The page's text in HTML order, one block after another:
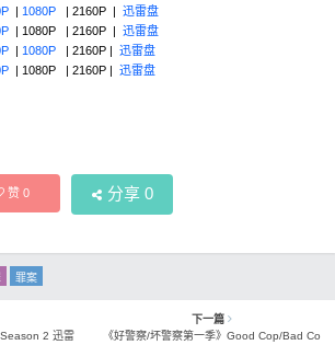
| 1080P | 2160P | 迅雷盘
| 1080P | 2160P | 迅雷盘
| 1080P | 2160P | 迅雷盘
| 1080P | 2160P | 迅雷盘
赞0 分享 0
罪案
Season 2 迅雷
下一篇
《好警察/坏警察第一季》Good Cop/Bad Co